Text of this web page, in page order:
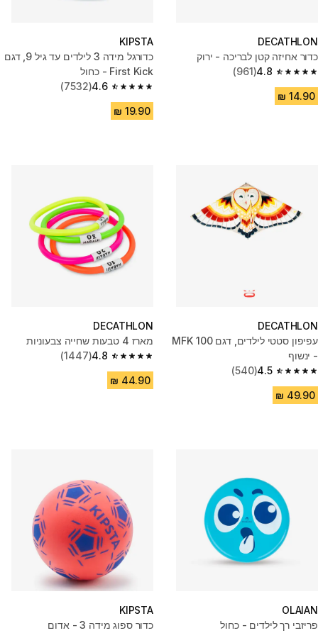
DECATHLON
כדור אחיזה קטן לבריכה - ירוק
4.8
4.8 out of 5 stars from 961 reviews
(961)
KIPSTA
כדורגל מידה 3 לילדים עד גיל 9, דגם
First Kick - כחול
4.6
4.6 out of 5 stars from 7532 reviews
(7532)
DECATHLON
עפיפון סטטי לילדים, דגם MFK 100
- ינשוף
4.5
4.5 out of 5 stars from 540 reviews
(540)
DECATHLON
מארז 4 טבעות שחייה צבעוניות
4.8
4.8 out of 5 stars from 1447 reviews
(1447)
OLAIAN
פריזבי רך לילדים - כחול
KIPSTA
כדור ספוג מידה 3 - אדום